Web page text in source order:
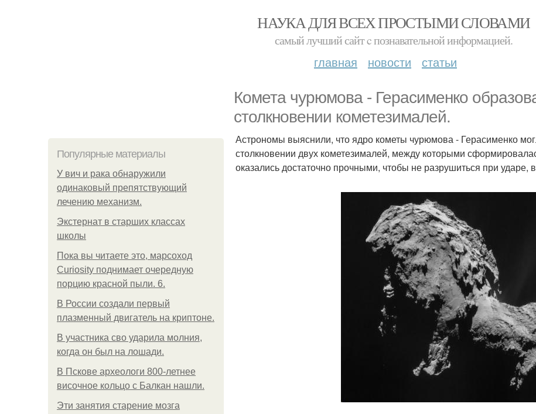
НАУКА ДЛЯ ВСЕХ ПРОСТЫМИ СЛОВАМИ
самый лучший сайт c познавательной информацией.
главная новости статьи
Комета чурюмова - Герасименко
столкновении кометезималей.
Популярные материалы
У вич и рака обнаружили
одинаковый препятствующий
лечению механизм.
Экстернат в старших классах
школы
Пока вы читаете это, марсоход
Curiosity поднимает очередную
порцию красной пыли. 6.
В России создали первый
плазменный двигатель на криптоне.
В участника сво ударила молния,
когда он был на лошади.
В Пскове археологи 800-летнее
височное кольцо с Балкан нашли.
Эти занятия старение мозга
Астрономы выяснили, что ядро кометы чурюмова - Герасименко
столкновении двух кометезималей, между которыми
оказались достаточно прочными, чтобы не разрушиться при ударе,